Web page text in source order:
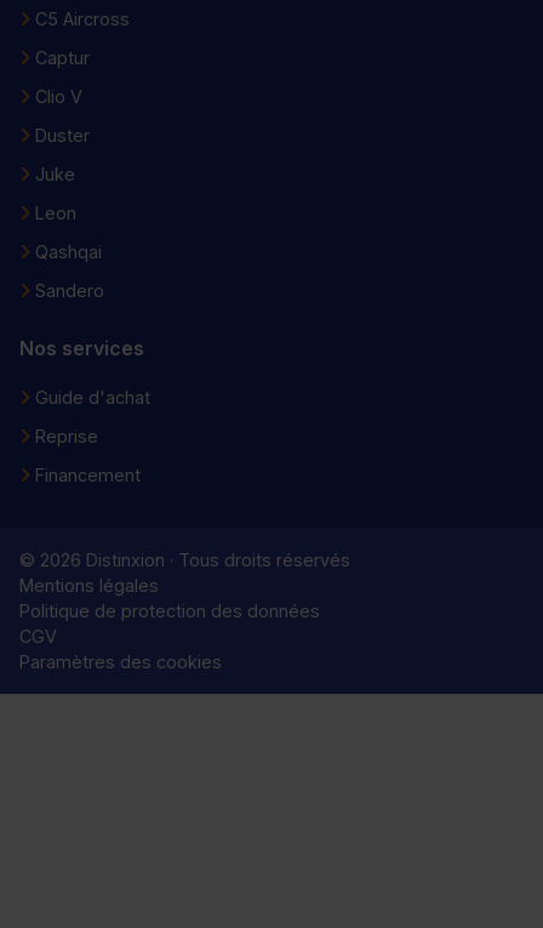
C5 Aircross
Captur
Clio V
Duster
Juke
Leon
Qashqai
Sandero
Nos services
Guide d'achat
Reprise
Financement
© 2026 Distinxion · Tous droits réservés
Mentions légales
Politique de protection des données
CGV
Paramètres des cookies